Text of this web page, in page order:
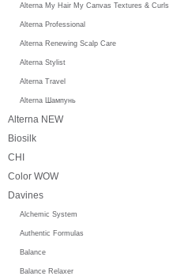
Alterna My Hair My Canvas Textures & Curls
Alterna Professional
Alterna Renewing Scalp Care
Alterna Stylist
Alterna Travel
Alterna Шампунь
Alterna NEW
Biosilk
CHI
Color WOW
Davines
Alchemic System
Authentic Formulas
Balance
Balance Relaxer